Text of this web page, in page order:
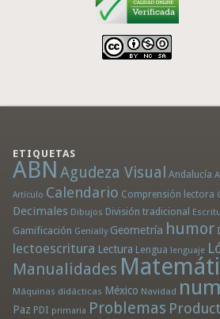
ETIQUETAS
ABN Agudeza Visual Andalucía
Artículo Calendario Comprensión lectora
Decimales Dibujos División tradicional
Gamificación Genially Geometría humor
lectoescritura Lectura Lengua lenguaje
Manualidades
Máquinas didácticas México Navidad
Paz PDI primaria Problemas